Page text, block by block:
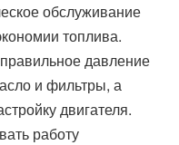
обслуживание
топлива.
давление
и фильтры, а
двигателя.
работу